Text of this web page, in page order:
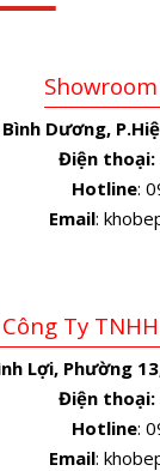
Dương,
Điện thoại:
Hotline:
Email:
Ty
Lợi, Phường
Điện thoại:
Hotline:
Email: